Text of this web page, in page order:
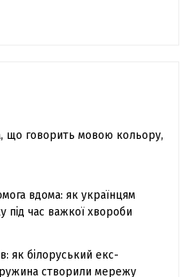
що говорить мовою кольору,
вдома: як українцям
під час важкої хвороби
як білоруський екс-
створили мережу